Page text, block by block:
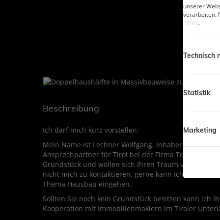
Beschreibung
Ich darf mich kurz vorstellen:
Mein Name ist Lechner Wolfgang, Inhaber und GF
Ansprechpartner für Tirol bei der Firma Town &
Grundstück und wollen sich Ihren Traum vom
nicht mich zu kontaktieren, gerne kann ich in einem
Thema Hausbau eingehen.
Sollten Sie noch kein Grundstück besitzen kann ich
Kooperation mit Immobilienmaklern im Tiroler
unserer
verarbeiten.
Policy.
Technisch
Statistik
Marketing